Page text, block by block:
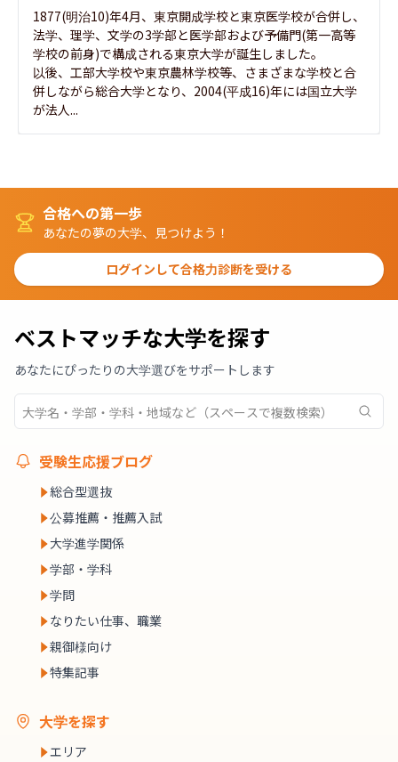
1877(明治10)年4月、東京開成学校と東京医学校が合併し、
法学、理学、文学の3学部と医学部および予備門(第一高等
学校の前身)で構成される東京大学が誕生しました。
以後、工部大学校や東京農林学校等、さまざまな学校と合
併しながら総合大学となり、2004(平成16)年には国立大学
が法人...
合格への第一歩
あなたの夢の大学、見つけよう！
ログインして合格力診断を受ける
ベストマッチな大学を探す
あなたにぴったりの大学選びをサポートします
受験生応援ブログ
総合型選抜
公募推薦・推薦入試
大学進学関係
学部・学科
学問
なりたい仕事、職業
親御様向け
特集記事
大学を探す
エリア